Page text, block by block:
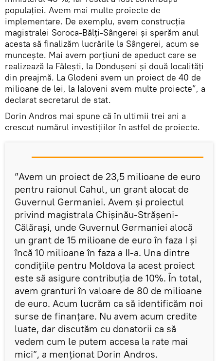
populației. Avem mai multe proiecte de
implementare. De exemplu, avem construcția
magistralei Soroca-Bălți-Sângerei și sperăm anul
acesta să finalizăm lucrările la Sângerei, acum se
muncește. Mai avem porțiuni de apeduct care se
realizează la Fălești, la Dondușeni și două localități
din preajmă. La Glodeni avem un proiect de 40 de
milioane de lei, la Ialoveni avem multe proiecte”, a
declarat secretarul de stat.
Dorin Andros mai spune că în ultimii trei ani a
crescut numărul investițiilor în astfel de proiecte.
”Avem un proiect de 23,5 milioane de euro
pentru raionul Cahul, un grant alocat de
Guvernul Germaniei. Avem și proiectul
privind magistrala Chișinău-Strășeni-
Călărași, unde Guvernul Germaniei alocă
un grant de 15 milioane de euro în faza I și
încă 10 milioane în faza a II-a. Una dintre
condițiile pentru Moldova la acest proiect
este să asigure contribuția de 10%. În total,
avem granturi în valoare de 80 de milioane
de euro. Acum lucrăm ca să identificăm noi
surse de finanțare. Nu avem acum credite
luate, dar discutăm cu donatorii ca să
vedem cum le putem accesa la rate mai
mici”, a menționat Dorin Andros.